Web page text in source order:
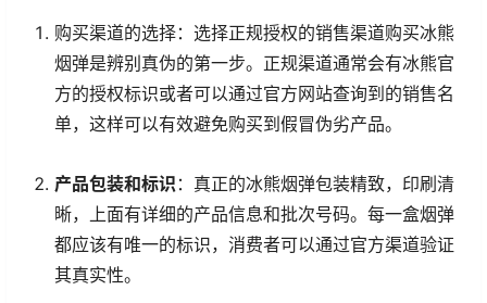
购买渠道的选择：选择正规授权的销售渠道购买冰熊
烟弹是辨别真伪的第一步。正规渠道通常会有冰熊官
方的授权标识或者可以通过官方网站查询到的销售名
单，这样可以有效避免购买到假冒伪劣产品。
产品包装和标识 ：真正的冰熊烟弹包装精致，印刷清
晰，上面有详细的产品信息和批次号码。每一盒烟弹
都应该有唯一的标识，消费者可以通过官方渠道验证
其真实性。